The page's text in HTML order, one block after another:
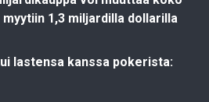
1,3 miljardilla dollarilla
lastensa kanssa pokerista: